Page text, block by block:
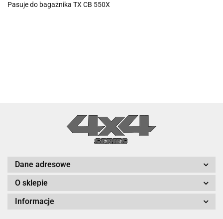
Pasuje do bagażnika TX CB 550X
Dane adresowe
O sklepie
Informacje